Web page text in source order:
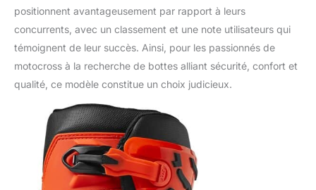
positionnent avantageusement par rapport à leurs
concurrents, avec un classement et une note utilisateurs qui
témoignent de leur succès. Ainsi, pour les passionnés de
motocross à la recherche de bottes alliant sécurité, confort et
qualité, ce modèle constitue un choix judicieux.